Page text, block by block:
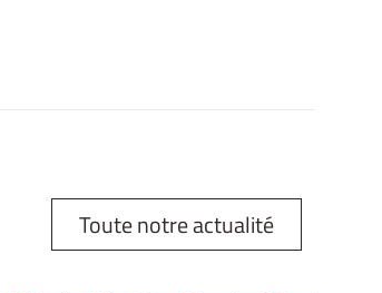
Toute notre actualité